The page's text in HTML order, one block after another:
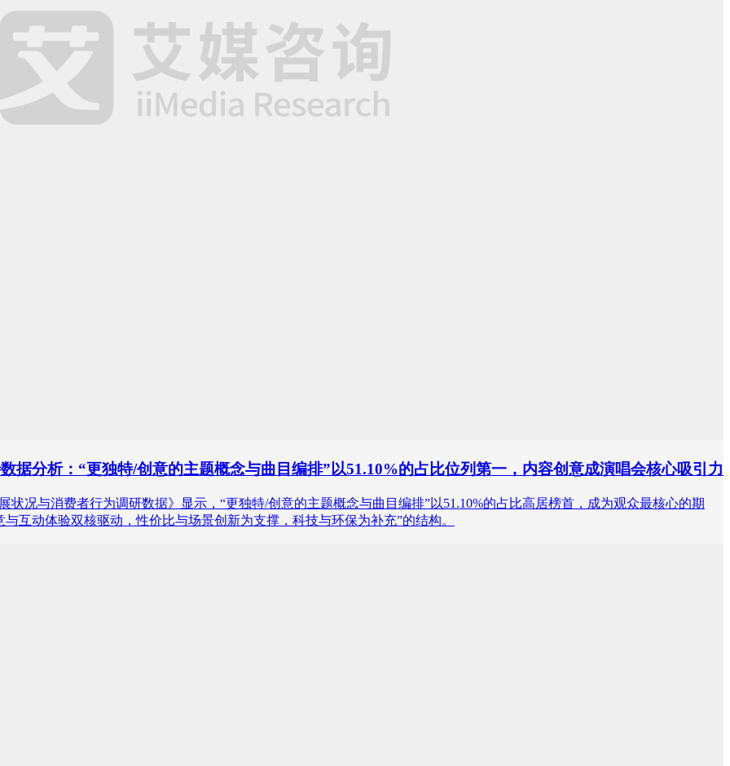
据分析：“更独特/创意的主题概念与曲目编排”以51.10%的占比位列第一，内容创意成演唱会核心吸引力
状况与消费者行为调研数据》显示，“更独特/创意的主题概念与曲目编排”以51.10%的占比高居榜首，成为观众最核心的期
互动体验双核驱动，性价比与场景创新为支撑，科技与环保为补充”的结构。